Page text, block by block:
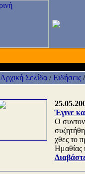
Αρχική Σελίδα/Ειδήσεις/
Έγινε
Ο
χθες το
Ημαθίας